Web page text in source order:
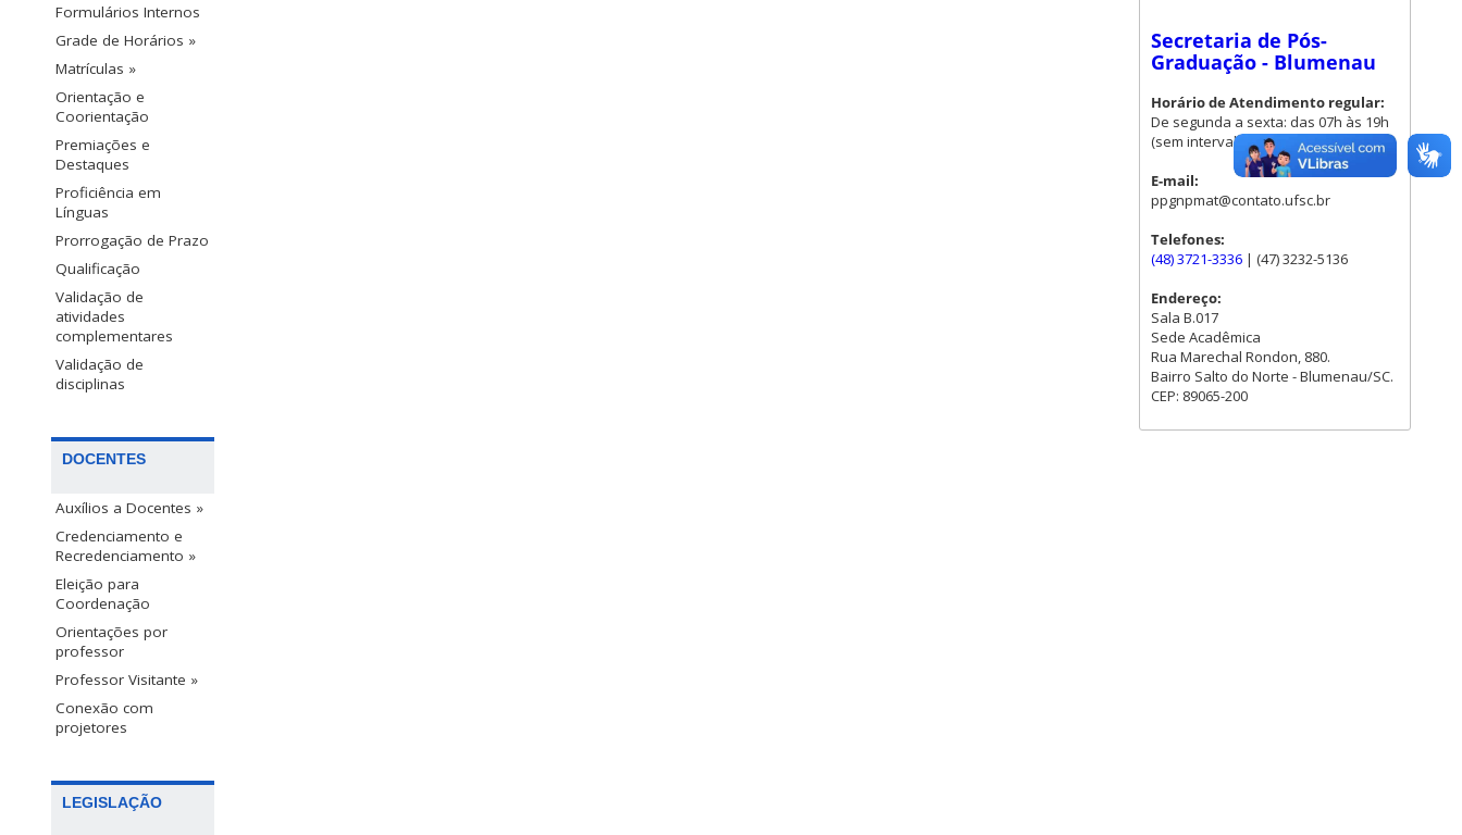
Formulários Internos
Grade de Horários »
Matrículas »
Orientação e
Coorientação
Premiações e
Destaques
Proficiência em
Línguas
Prorrogação de Prazo
Qualificação
Validação de
atividades
complementares
Validação de
disciplinas
DOCENTES
Auxílios a Docentes »
Credenciamento e
Recredenciamento »
Eleição para
Coordenação
Orientações por
professor
Professor Visitante »
Conexão com
projetores
LEGISLAÇÃO
Secretaria de Pós-
Graduação - Blumenau
Horário de Atendimento regular:
De segunda a sexta: das 07h às 19h
(sem intervalo para almoço)
E-mail:
ppgnpmat@contato.ufsc.br
Telefones:
(48) 3721-3336 | (47) 3232-5136
Endereço:
Sala B.017
Sede Acadêmica
Rua Marechal Rondon, 880.
Bairro Salto do Norte - Blumenau/SC.
CEP: 89065-200